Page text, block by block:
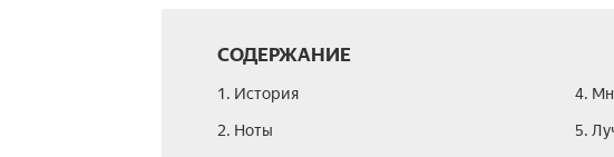
СОДЕРЖАНИЕ
1. История
2. Ноты
4.
5.